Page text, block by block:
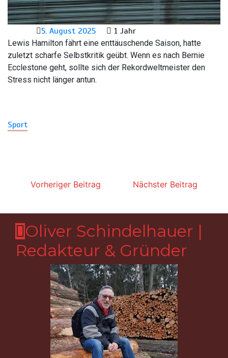
5. August 2025 1 Jahr
Lewis Hamilton fährt eine enttäuschende Saison, hatte
zuletzt scharfe Selbstkritik geübt. Wenn es nach Bernie
Ecclestone geht, sollte sich der Rekordweltmeister den
Stress nicht länger antun.
Sport
Beitragsnavigation
Vorheriger Beitrag Nächster Beitrag
Oliver Schindelhauer |
Redakteur & Gründer